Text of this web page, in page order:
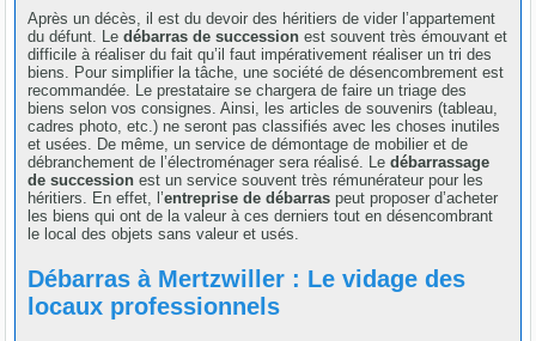
Après un décès, il est du devoir des héritiers de vider l’appartement
du défunt. Ledébarras de succession est souvent très émouvant et
difficile à réaliser du fait qu’il faut impérativement réaliser un tri des
biens. Pour simplifier la tâche, une société de désencombrement est
recommandée. Le prestataire se chargera de faire un triage des
biens selon vos consignes. Ainsi, les articles de souvenirs (tableau,
cadres photo, etc.) ne seront pas classifiés avec les choses inutiles
et usées. De même, un service de démontage de mobilier et de
débranchement de l’électroménager sera réalisé. Ledébarrassage
de succession est un service souvent très rémunérateur pour les
héritiers. En effet, l’entreprise de débarras peut proposer d’acheter
les biens qui ont de la valeur à ces derniers tout en désencombrant
le local des objets sans valeur et usés.
Débarras à Mertzwiller : Le vidage des
locaux professionnels